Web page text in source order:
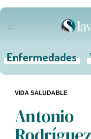
Enfermedades
Antonio
VIDA SALUDABLE